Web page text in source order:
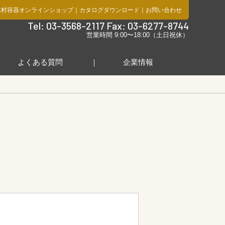
容器オンラインショップ｜ カタログダウンロード ｜ お問い合わせ
Tel: 03-3568-2117 Fax: 03-6277-8744
営業時間 9:00〜18:00（土日祝休）
よくある質問 企業情報